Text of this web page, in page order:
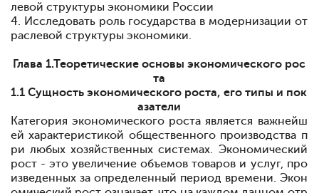
левой структуры экономики России
4. Исследовать роль государства в модернизации от
раслевой структуры экономики.
Глава 1.Теоретические основы экономического рос
та
1.1 Сущность экономического роста, его типы и пок
азатели
Категория экономического роста является важнейш
ей характеристикой общественного производства п
ри любых хозяйственных системах. Экономический
рост - это увеличение объемов товаров и услуг, про
изведенных за определенный период времени. Экон